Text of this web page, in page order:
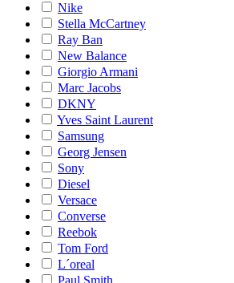
Nike
Stella McCartney
Ray Ban
New Balance
Giorgio Armani
Marc Jacobs
DKNY
Yves Saint Laurent
Samsung
Georg Jensen
Sony
Diesel
Versace
Converse
Reebok
Tom Ford
L´oreal
Paul Smith